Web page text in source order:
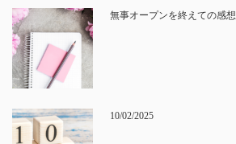
無事オープンを終えての感想
10/02/2025